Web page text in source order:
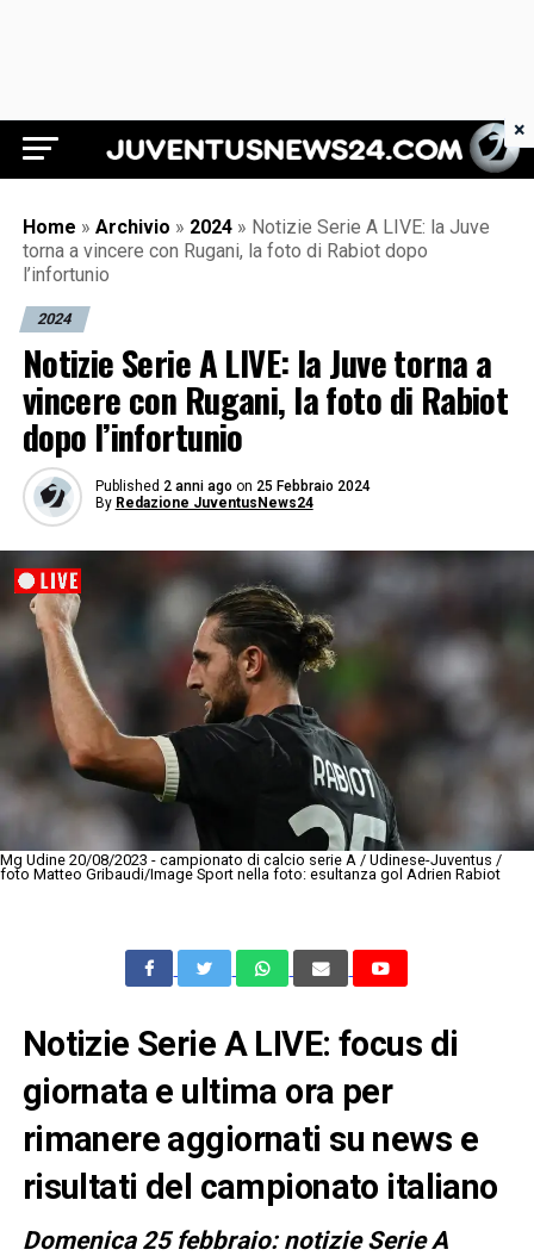
Juventus News 24
Home » Archivio » 2024 » Notizie Serie A LIVE: la Juve
torna a vincere con Rugani, la foto di Rabiot dopo
l’infortunio
2024
Notizie Serie A LIVE: la Juve torna a
vincere con Rugani, la foto di Rabiot
dopo l’infortunio
Published 2 anni ago on 25 Febbraio 2024
By Redazione JuventusNews24
Mg Udine 20/08/2023 - campionato di calcio serie A / Udinese-Juventus /
foto Matteo Gribaudi/Image Sport nella foto: esultanza gol Adrien Rabiot
Notizie Serie A LIVE: focus di
giornata e ultima ora per
rimanere aggiornati su news e
risultati del campionato italiano
Domenica 25 febbraio: notizie Serie A
×